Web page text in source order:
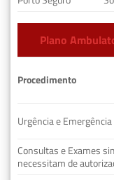
Plano
Procedimento
Urgência e Emergência
Consultas e Exames
necessitam de